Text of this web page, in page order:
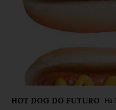
HOT DOG DO FUTURO Há